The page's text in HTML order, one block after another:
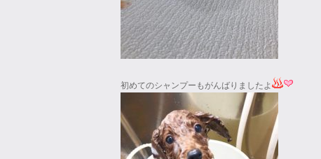
初めてのシャンプーもがんばりましたよ